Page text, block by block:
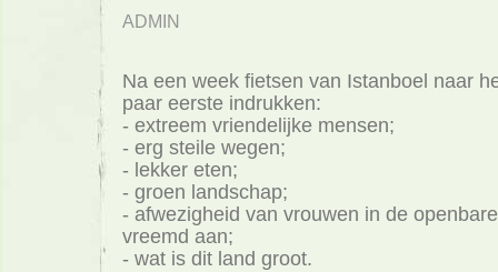
ADMIN
Na een week fietsen van Istanboel naar
paar eerste indrukken:
- extreem vriendelijke mensen;
- erg steile wegen;
- lekker eten;
- groen landschap;
- afwezigheid van vrouwen in de
vreemd aan;
- wat is dit land groot.